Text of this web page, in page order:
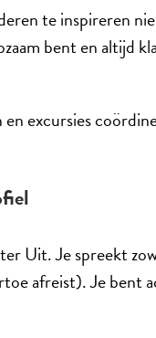
te inspireren
bent en altijd
excursies
Uit. Je spreekt
afreist). Je bent